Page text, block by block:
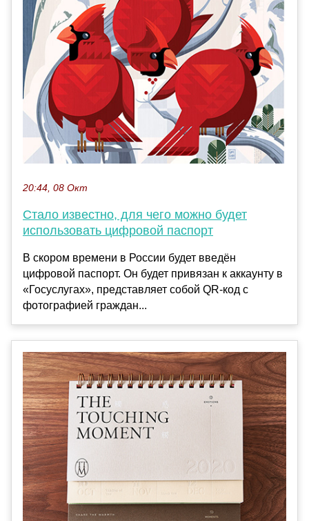
20:44, 08 Окт
Стало известно, для чего можно будет
использовать цифровой паспорт
В скором времени в России будет введён
цифровой паспорт. Он будет привязан к аккаунту в
«Госуслугах», представляет собой QR-код с
фотографией граждан...